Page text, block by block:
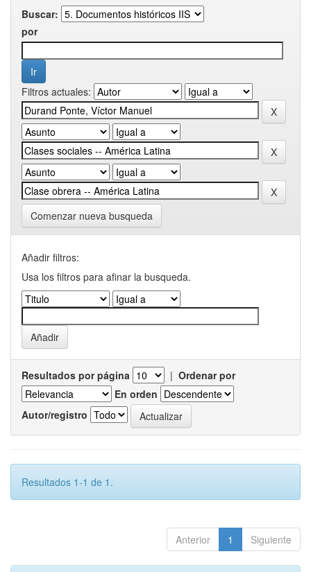
Buscar:
por
Filtros actuales:
Comenzar nueva busqueda
Añadir filtros:
Usa los filtros para afinar la busqueda.
Resultados por página | Ordenar por
En orden
Autor/registro
Resultados 1-1 de 1.
Anterior 1 Siguiente